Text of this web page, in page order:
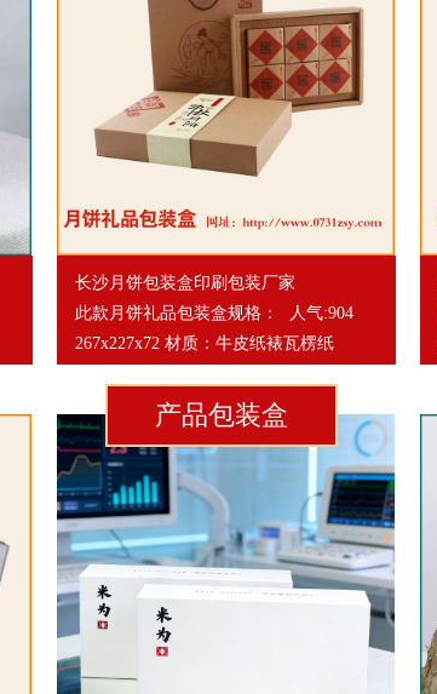
长沙月饼包装盒印刷包装厂家
人气:904
此款月饼礼品包装盒规格：
267x227x72 材质：牛皮纸裱瓦楞纸
产品包装盒